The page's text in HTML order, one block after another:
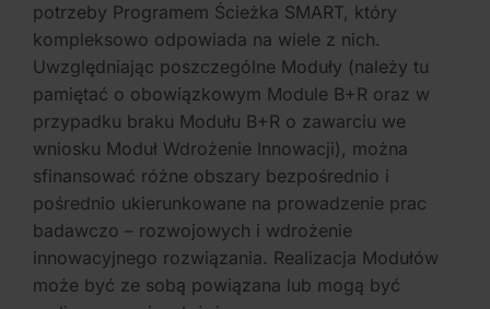
BEZPŁATNA KONSULTACJA
potrzeby Programem Ścieżka SMART, który
kompleksowo odpowiada na wiele z nich.
Uwzględniając poszczególne Moduły (należy tu
pamiętać o obowiązkowym Module B+R oraz w
przypadku braku Modułu B+R o zawarciu we
wniosku Moduł Wdrożenie Innowacji), można
sfinansować różne obszary bezpośrednio i
pośrednio ukierunkowane na prowadzenie prac
badawczo – rozwojowych i wdrożenie
innowacyjnego rozwiązania. Realizacja Modułów
może być ze sobą powiązana lub mogą być